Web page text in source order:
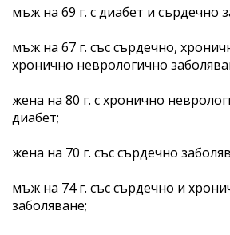
мъж на 69 г. с диабет и сърдечно
мъж на 67 г. със сърдечно,
хронично неврологично
жена на 80 г. с хронично
диабет;
жена на 70 г. със сърдечно
мъж на 74 г. със сърдечно и
заболяване;